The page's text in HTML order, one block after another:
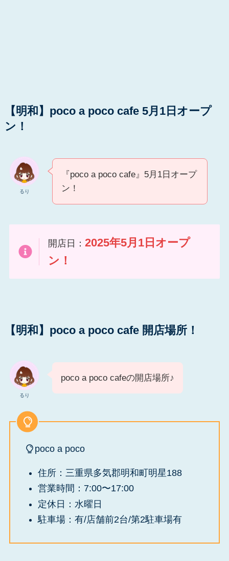
【明和】poco a poco cafe 5月1日オープ
ン！
るり
『poco a poco cafe』5月1日オープ
ン！
開店日：2025年5月1日オープ
ン！
【明和】poco a poco cafe 開店場所！
るり
poco a poco cafeの開店場所♪
poco a poco
住所：三重県多気郡明和町明星188
営業時間：7:00〜17:00
定休日：水曜日
駐車場：有/店舗前2台/第2駐車場有